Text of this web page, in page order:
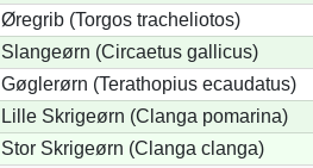
Øregrib (Torgos tracheliotos)
Slangeørn (Circaetus gallicus)
Gøglerørn (Terathopius ecaudatus)
Lille Skrigeørn (Clanga pomarina)
Stor Skrigeørn (Clanga clanga)